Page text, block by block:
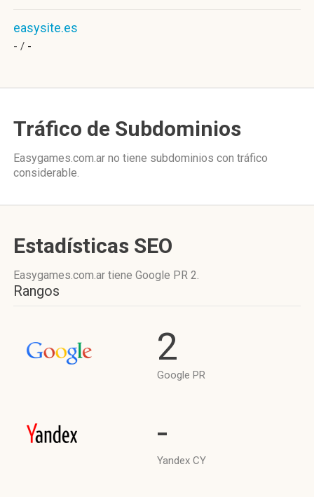
easysite.es
- / -
Tráfico de Subdominios
Easygames.com.ar no tiene subdominios con tráfico
considerable.
Estadísticas SEO
Easygames.com.ar tiene Google PR 2.
Rangos
2
Google PR
-
Yandex CY